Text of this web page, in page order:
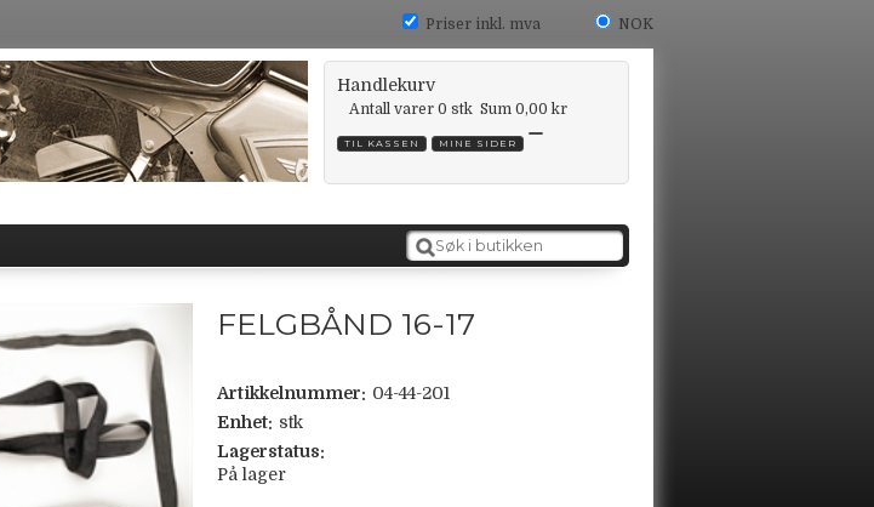
NOK
Priser inkl. mva
Handlekurv
Antall varer 0 stk Sum 0,00 kr
TIL KASSEN MINE SIDER
FELGBÅND 16-17
Artikkelnummer: 04-44-201
Enhet: stk
Lagerstatus:
På lager